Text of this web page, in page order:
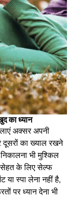
का ध्यान
अक्सर अपनी
का ख्याल रखने
भी मुश्किल
सेहत के लिए सेल्फ
या स्पा लेना नहीं है,
पर ध्यान देना भी